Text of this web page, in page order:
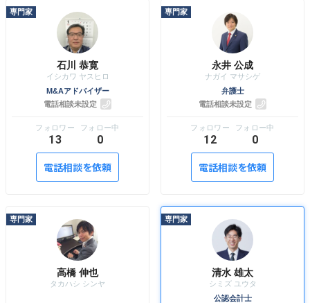
ちょこっと相談とは？
石川 恭寛
M&Aアドバイザー
電話相談未設定
13 0
電話相談を依頼
永井 公成
弁護士
電話相談未設定
12 0
電話相談を依頼
高橋 伸也 清水 雄太
公認会計士